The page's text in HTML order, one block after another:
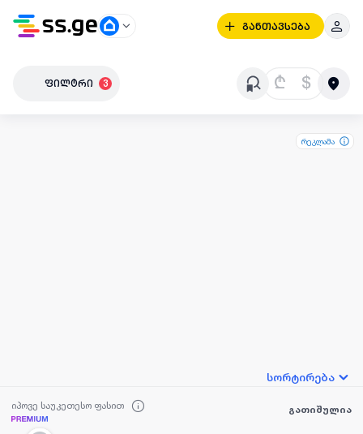
განთავსება
ფილტრი 3 ₾ $
რეკლამა
სორტირება
იპოვე საუკეთესო ფასით გათიშულია